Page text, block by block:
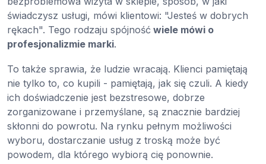
świadczysz usługi, mówi klientowi: "Jesteś w dobrych
rękach". Tego rodzaju spójność wiele mówi o
profesjonalizmie marki.
To także sprawia, że ludzie wracają. Klienci pamiętają
nie tylko to, co kupili - pamiętają, jak się czuli. A kiedy
ich doświadczenie jest bezstresowe, dobrze
zorganizowane i przemyślane, są znacznie bardziej
skłonni do powrotu. Na rynku pełnym możliwości
wyboru, dostarczanie usług z troską może być
powodem, dla którego wybiorą cię ponownie.